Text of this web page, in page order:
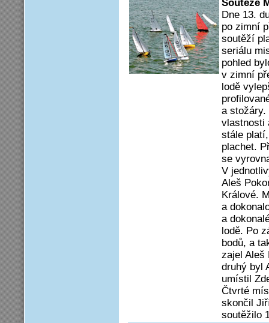
Soutěže
Dne 13.
po zimní
soutěží
seriálu
pohled
v zimní
lodě
a stožáry.
vlastnosti
stále
plachet.
se
V
Aleš
Králové.
a
a
lodě. Po
bodů, a
zajel Aleš
druhý byl
umístil
Čtvrté
skončil
soutěžilo